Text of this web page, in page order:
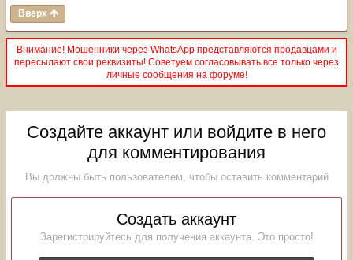
Вверх
Внимание! Мошенники через WhatsApp представляются продавцами и
пересылают свои реквизиты! Советуем согласовывать все только через
личные сообщения на форуме!
Создайте аккаунт или войдите в него
для комментирования
Вы должны быть пользователем, чтобы оставить комментарий
Создать аккаунт
Зарегистрируйтесь для получения аккаунта. Это просто!